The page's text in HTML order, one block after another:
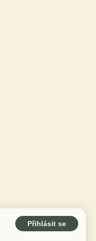
Přihlásit se